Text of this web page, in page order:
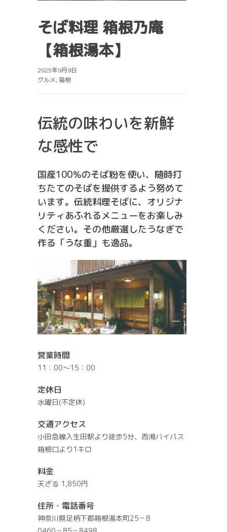
そば料理 箱根乃庵
【箱根湯本】
2025年9月9日
グルメ,箱根
伝統の味わいを新鮮
な感性で
国産100％のそば粉を使い、随時打
ちたてのそばを提供するよう努めて
います。伝統料理そばに、オリジナ
リティあふれるメニューをお楽しみ
ください。その他厳選したうなぎで
作る「うな重」も逸品。
営業時間
11：00～15：00
定休日
水曜日(不定休)
交通アクセス
小田急線入生田駅より徒歩5分、西湘バイパス
箱根口より1キロ
料金
天ざる 1,850円
住所・電話番号
神奈川県足柄下郡箱根湯本町25－8